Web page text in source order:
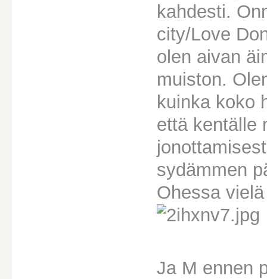
kahdesti.
city/Love
olen aivan
muiston.
kuinka koko
että kentälle
sydämmen
Ohessa
Ja M ennen